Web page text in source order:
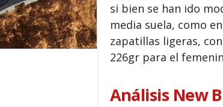
si bien se han ido
media suela, como
zapatillas ligeras,
226gr para el
Análisis New